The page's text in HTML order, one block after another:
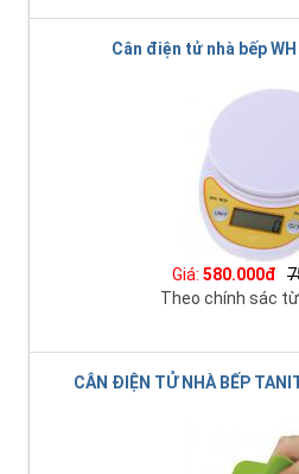
Cân điện tử nhà bếp
Giá: 580.000đ
Theo chính sác
CÂN ĐIỆN TỬ NHÀ BẾP